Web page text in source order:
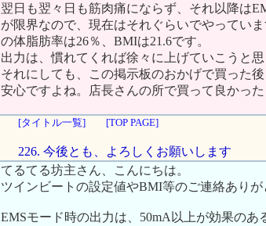
翌日も翌々日も筋肉痛にならず、それ以降は
が限界なので、現在はそれぐらいでやってい
の体脂肪率は26％、BMIは21.6です。
出力は、慣れてくれば徐々に上げていこうと思
それにしても、この掲示板のおかげで買った後
安心ですよね。店長さんの所で買って良かっ
[タイトル一覧] [TOP PAGE]
226. 今後とも、よろしくお願いします
てるてる坊主さん、こんにちは。
ツインビートの設定値やBMI等のご連絡ありが
EMSモード時の出力は、50mA以上が効果のあ